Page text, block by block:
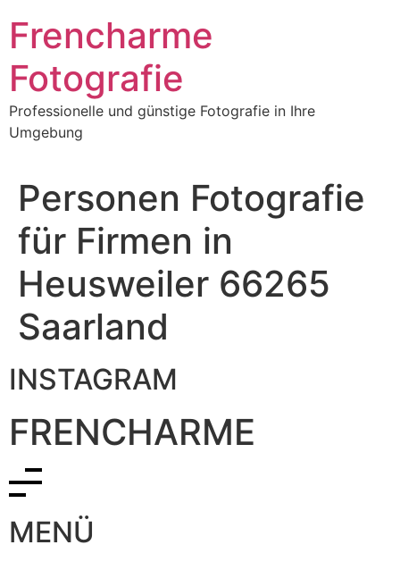
Frencharme
Fotografie
Professionelle und günstige Fotografie in Ihre
Umgebung
Personen Fotografie
für Firmen in
Heusweiler 66265
Saarland
INSTAGRAM
FRENCHARME
MENÜ